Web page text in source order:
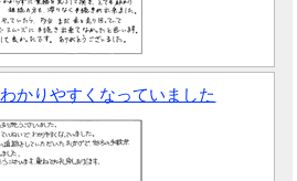
かりやすくなっていました